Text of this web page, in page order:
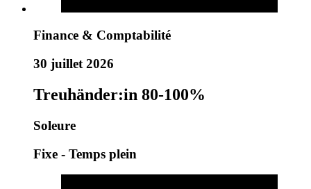
Finance & Comptabilité
30 juillet 2026
Treuhänder:in 80-100%
Soleure
Fixe - Temps plein